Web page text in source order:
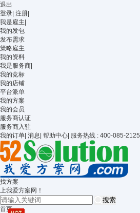
退出
登录 注册
我是雇主
我的发包
发布需求
策略雇主
我的资料
我是服务商
我的竞标
我的店铺
平台派单
我的方案
我的会员
服务商认证
服务商入驻
我的订单 消息 帮助中心 服务热线 : 400-085-2125
找方案
上我爱方案网！
搜索
首页